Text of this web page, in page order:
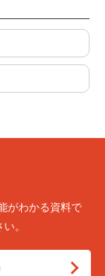
がわかる資料で
。